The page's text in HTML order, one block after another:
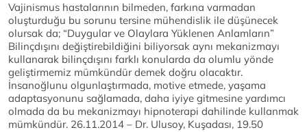
Vajinismus hastalarının bilmeden, farkına varmadan
oluşturduğu bu sorunu tersine mühendislik ile düşünecek
olursak da; “Duygular ve Olaylara Yüklenen Anlamların”
Bilinçdışını değiştirebildiğini biliyorsak aynı mekanizmayı
kullanarak bilinçdışını farklı konularda da olumlu yönde
geliştirmemiz mümkündür demek doğru olacaktır.
İnsanoğlunu olgunlaştırmada, motive etmede, yaşama
adaptasyonunu sağlamada, daha iyiye gitmesine yardımcı
olmada da bu mekanizmayı hipnoterapi dahilinde kullanmak
mümkündür. 26.11.2014 – Dr. Ulusoy, Kuşadası, 19.50